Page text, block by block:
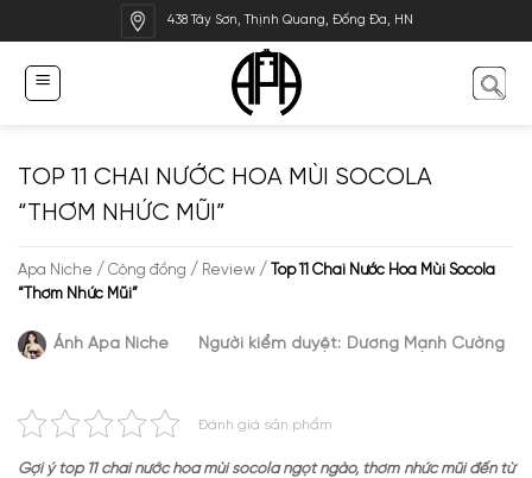
qua
dung
438 Tây Sơn, Thịnh Quang, Đống Đa, HN
TOP 11 CHAI NƯỚC HOA MÙI SOCOLA
“THƠM NHỨC MŨI”
Apa Niche / Cộng đồng / Review /
Top 11 Chai Nước Hoa Mùi Socola
“Thơm Nhức Mũi”
Ánh Apa Niche Người kiểm duyệt: Dương Mạnh Cường
Đánh giá sản phẩm
Gợi ý top 11 chai nước hoa mùi socola ngọt ngào, thơm nhức mũi đến từ